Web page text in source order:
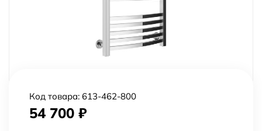
Код товара: 613-462-800
54 700 ₽